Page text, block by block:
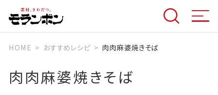
HOME おすすめレシピ 肉肉麻婆焼きそば
肉肉麻婆焼きそば